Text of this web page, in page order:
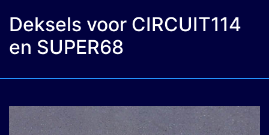
Deksels voor CIRCUIT114
en SUPER68